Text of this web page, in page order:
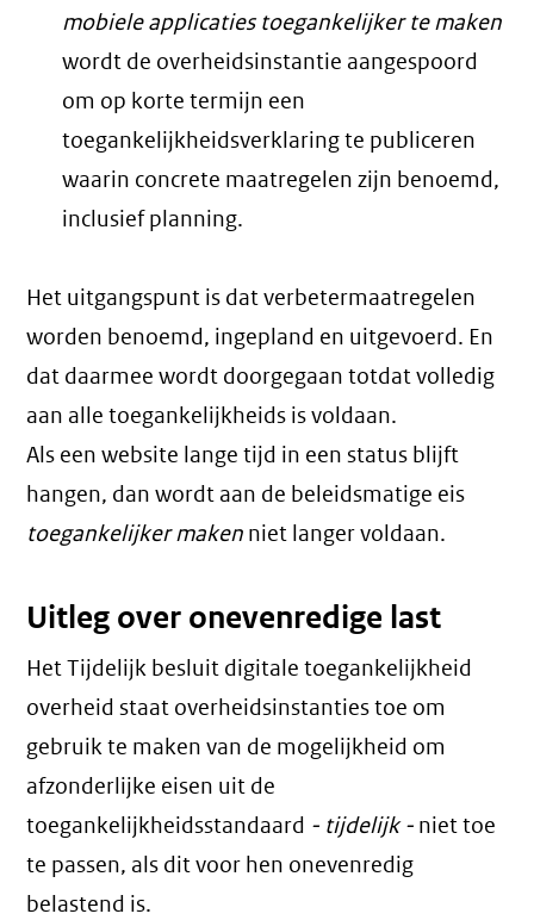
mobiele applicaties toegankelijker te maken
wordt de overheidsinstantie aangespoord
om op korte termijn een
toegankelijkheidsverklaring te publiceren
waarin concrete maatregelen zijn benoemd,
inclusief planning.
Het uitgangspunt is dat verbetermaatregelen
worden benoemd, ingepland en uitgevoerd. En
dat daarmee wordt doorgegaan totdat volledig
aan alle toegankelijkheids is voldaan.
Als een website lange tijd in een status blijft
hangen, dan wordt aan de beleidsmatige eis
toegankelijker maken niet langer voldaan.
Uitleg over onevenredige last
Het Tijdelijk besluit digitale toegankelijkheid
overheid staat overheidsinstanties toe om
gebruik te maken van de mogelijkheid om
afzonderlijke eisen uit de
toegankelijkheidsstandaard - tijdelijk - niet toe
te passen, als dit voor hen onevenredig
belastend is.